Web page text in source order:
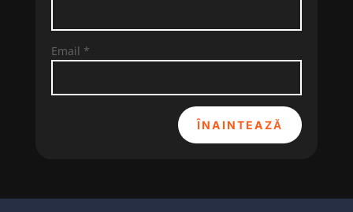
Email *
ÎNAINTEAZĂ